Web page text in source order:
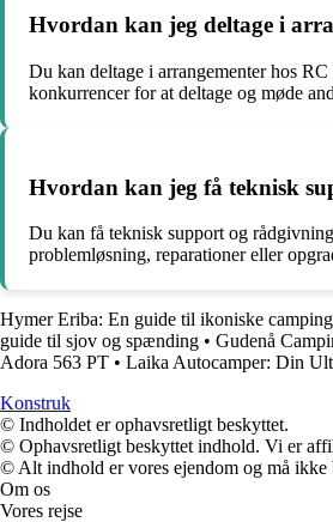
Hvordan kan jeg deltage i
Du kan deltage i arrangementer hos
konkurrencer for at deltage og møde
Hvordan kan jeg få teknisk
Du kan få teknisk support og
problemløsning, reparationer eller
Hymer Eriba: En guide til ikoniske
guide til sjov og spænding • Gudenå
Adora 563 PT • Laika Autocamper: Din
Konstruk
© Indholdet er ophavsretligt beskyttet.
© Ophavsretligt beskyttet indhold. Vi er
© Alt indhold er vores ejendom og må ikke
Om os
Vores rejse